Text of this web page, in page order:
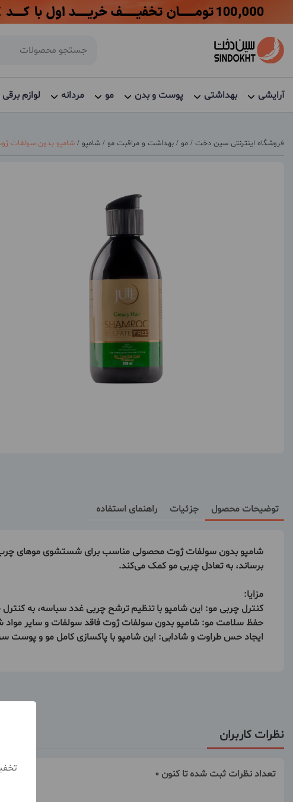
آرایشی بهداشتی پوست و بدن مو مردانه لوازم
فروشگاه اینترنتی سین دخت / مو / بهداشت و مراقبت مو / شامپو / شامپو بدون سولفات ژوت
توضیحات محصول جزئیات راهنمای استفاده
شامپو بدون سولفات ژوت محصولی مناسب برای شستشوی موهای چرب
برساند، به تعادل چربی مو کمک می‌کند.
مزایا:
کنترل چربی مو: این شامپو با تنظیم ترشح چربی غدد سباسه، به
حفظ سلامت مو: شامپو بدون سولفات ژوت فاقد سولفات و سایر
ایجاد حس طراوت و شادابی: این شامپو با پاکسازی کامل مو و پوست
نظرات کاربران
تعداد نظرات ثبت شده تا کنون 0